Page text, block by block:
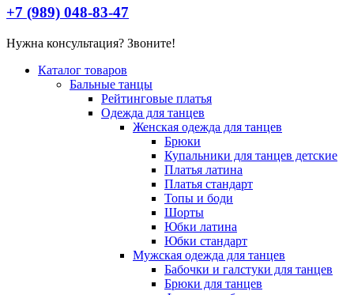
+7 (989) 048-83-47
Нужна консультация? Звоните!
МенюКаталог товаров
Бальные танцы
Рейтинговые платья
Одежда для танцев
Женская одежда для танцев
Брюки
Купальники для танцев детские
Платья латина
Платья стандарт
Топы и боди
Шорты
Юбки латина
Юбки стандарт
Мужская одежда для танцев
Бабочки и галстуки для танцев
Брюки для танцев